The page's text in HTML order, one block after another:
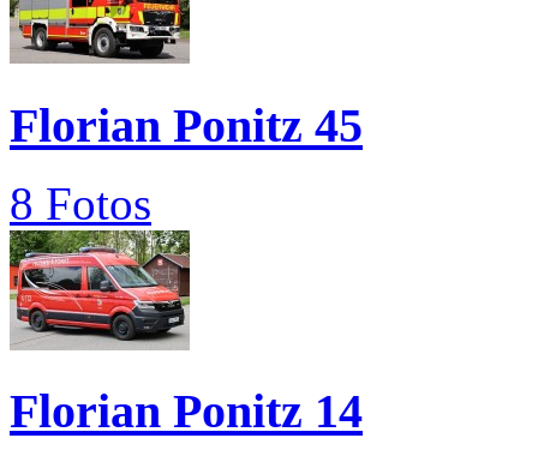
Florian Ponitz 45
8 Fotos
Florian Ponitz 14